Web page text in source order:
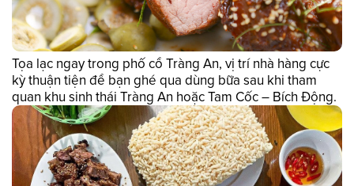
Tọa lạc ngay trong phố cổ Tràng An, vị trí nhà hàng cực
kỳ thuận tiện để bạn ghé qua dùng bữa sau khi tham
quan khu sinh thái Tràng An hoặc Tam Cốc – Bích Động.